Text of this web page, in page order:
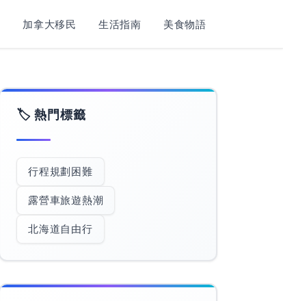
加拿大移民 生活指南 美食物語
🏷️ 熱門標籤
行程規劃困難
露營車旅遊熱潮
北海道自由行